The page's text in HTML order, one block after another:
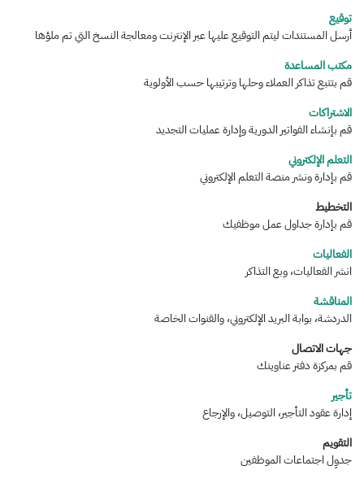
توقيع
أرسل المستندات ليتم التوقيع عليها عبر الإنترنت ومعالجة النسخ التي تم ملؤها
مكتب المساعدة
قم بتتبع تذاكر العملاء وحلها وترتيبها حسب الأولوية
الاشتراكات
قم بإنشاء الفواتير الدورية وإدارة عمليات التجديد
التعلم الإلكتروني
قم بإدارة ونشر منصة التعلم الإلكتروني
التخطيط
قم بإدارة جداول عمل موظفيك
الفعاليات
انشر الفعاليات، وبع التذاكر
المناقشة
الدردشة، بوابة البريد الإلكتروني، والقنوات الخاصة
جهات الاتصال
قم بمركزة دفتر عناوينك
تأجير
إدارة عقود التأجير، التوصيل، والإرجاع
التقويم
جدوِل اجتماعات الموظفين